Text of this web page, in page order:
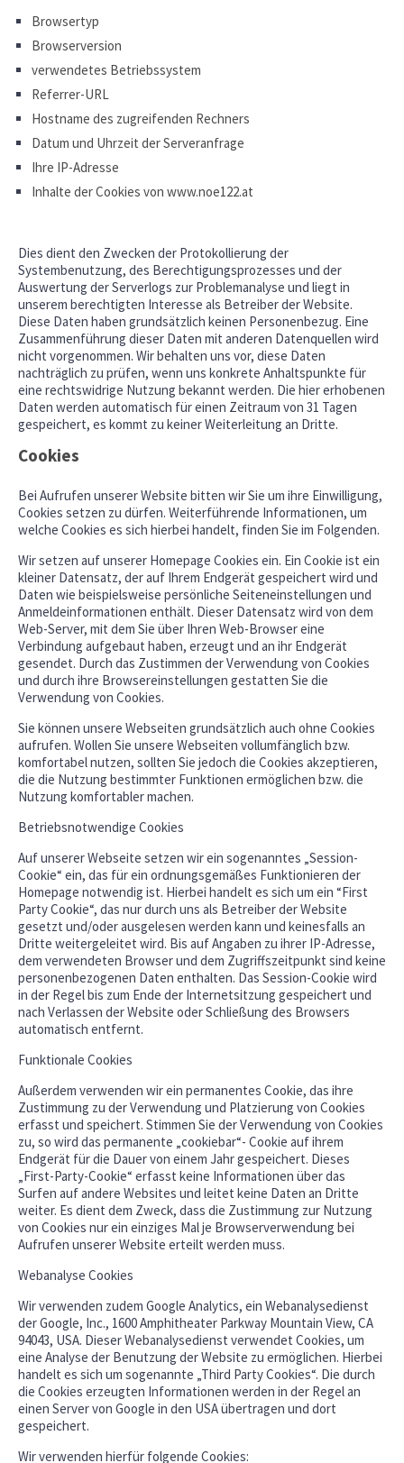
Browsertyp
Browserversion
verwendetes Betriebssystem
Referrer-URL
Hostname des zugreifenden Rechners
Datum und Uhrzeit der Serveranfrage
Ihre IP-Adresse
Inhalte der Cookies von www.noe122.at
Dies dient den Zwecken der Protokollierung der
Systembenutzung, des Berechtigungsprozesses und der
Auswertung der Serverlogs zur Problemanalyse und liegt in
unserem berechtigten Interesse als Betreiber der Website.
Diese Daten haben grundsätzlich keinen Personenbezug. Eine
Zusammenführung dieser Daten mit anderen Datenquellen wird
nicht vorgenommen. Wir behalten uns vor, diese Daten
nachträglich zu prüfen, wenn uns konkrete Anhaltspunkte für
eine rechtswidrige Nutzung bekannt werden. Die hier erhobenen
Daten werden automatisch für einen Zeitraum von 31 Tagen
gespeichert, es kommt zu keiner Weiterleitung an Dritte.
Cookies
Bei Aufrufen unserer Website bitten wir Sie um ihre Einwilligung,
Cookies setzen zu dürfen. Weiterführende Informationen, um
welche Cookies es sich hierbei handelt, finden Sie im Folgenden.
Wir setzen auf unserer Homepage Cookies ein. Ein Cookie ist ein
kleiner Datensatz, der auf Ihrem Endgerät gespeichert wird und
Daten wie beispielsweise persönliche Seiteneinstellungen und
Anmeldeinformationen enthält. Dieser Datensatz wird von dem
Web-Server, mit dem Sie über Ihren Web-Browser eine
Verbindung aufgebaut haben, erzeugt und an ihr Endgerät
gesendet. Durch das Zustimmen der Verwendung von Cookies
und durch ihre Browsereinstellungen gestatten Sie die
Verwendung von Cookies.
Sie können unsere Webseiten grundsätzlich auch ohne Cookies
aufrufen. Wollen Sie unsere Webseiten vollumfänglich bzw.
komfortabel nutzen, sollten Sie jedoch die Cookies akzeptieren,
die die Nutzung bestimmter Funktionen ermöglichen bzw. die
Nutzung komfortabler machen.
Betriebsnotwendige Cookies
Auf unserer Webseite setzen wir ein sogenanntes „Session-
Cookie“ ein, das für ein ordnungsgemäßes Funktionieren der
Homepage notwendig ist. Hierbei handelt es sich um ein “First
Party Cookie“, das nur durch uns als Betreiber der Website
gesetzt und/oder ausgelesen werden kann und keinesfalls an
Dritte weitergeleitet wird. Bis auf Angaben zu ihrer IP-Adresse,
dem verwendeten Browser und dem Zugriffszeitpunkt sind keine
personenbezogenen Daten enthalten. Das Session-Cookie wird
in der Regel bis zum Ende der Internetsitzung gespeichert und
nach Verlassen der Website oder Schließung des Browsers
automatisch entfernt.
Funktionale Cookies
Außerdem verwenden wir ein permanentes Cookie, das ihre
Zustimmung zu der Verwendung und Platzierung von Cookies
erfasst und speichert. Stimmen Sie der Verwendung von Cookies
zu, so wird das permanente „cookiebar“- Cookie auf ihrem
Endgerät für die Dauer von einem Jahr gespeichert. Dieses
„First-Party-Cookie“ erfasst keine Informationen über das
Surfen auf andere Websites und leitet keine Daten an Dritte
weiter. Es dient dem Zweck, dass die Zustimmung zur Nutzung
von Cookies nur ein einziges Mal je Browserverwendung bei
Aufrufen unserer Website erteilt werden muss.
Webanalyse Cookies
Wir verwenden zudem Google Analytics, ein Webanalysedienst
der Google, Inc., 1600 Amphitheater Parkway Mountain View, CA
94043, USA. Dieser Webanalysedienst verwendet Cookies, um
eine Analyse der Benutzung der Website zu ermöglichen. Hierbei
handelt es sich um sogenannte „Third Party Cookies“. Die durch
die Cookies erzeugten Informationen werden in der Regel an
einen Server von Google in den USA übertragen und dort
gespeichert.
Wir verwenden hierfür folgende Cookies: